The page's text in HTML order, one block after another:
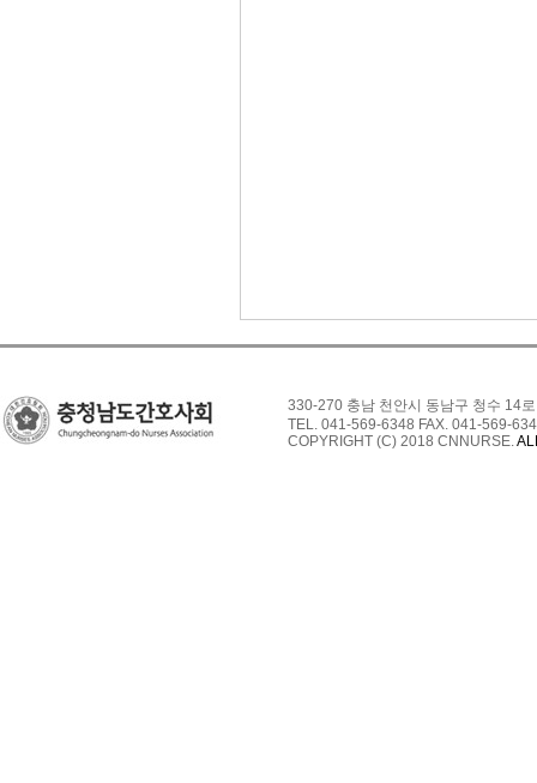
330-270 충남 천안시 동남구 청수 14
TEL. 041-569-6348 FAX. 041-569-
COPYRIGHT (C) 2018 CNNURSE.